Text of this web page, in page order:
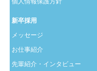
新卒採用
メッセージ
お仕事紹介
先輩紹介・インタビュー